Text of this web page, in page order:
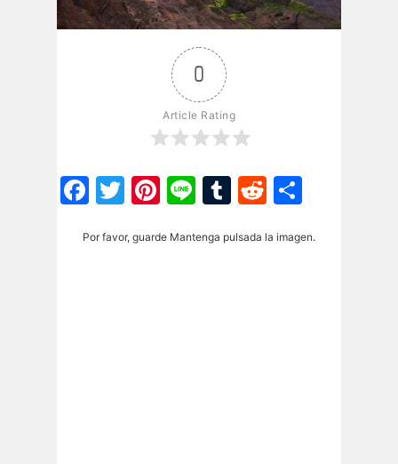
0
Article Rating
Facebook
Twitter
Pinterest
LineTumblr
Reddit
Por favor, guarde Mantenga pulsada la imagen.